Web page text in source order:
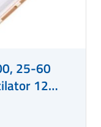
25-60
12